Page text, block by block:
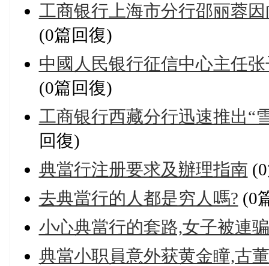
工商银行上海市分行邵丽蓉
(0篇回復)
中國人民银行征信中心主任
(0篇回復)
工商银行西藏分行迅速推出“
回復)
典當行注册要求及辦理指南
去典當行的人都是穷人嗎? (0
小心典當行的套路,女子被連
典當小职員意外获黄金瞳,古